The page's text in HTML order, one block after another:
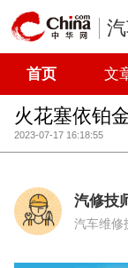
首页 文
火花塞依铂
2023-07-17 16:18:55
汽修技
汽车维修